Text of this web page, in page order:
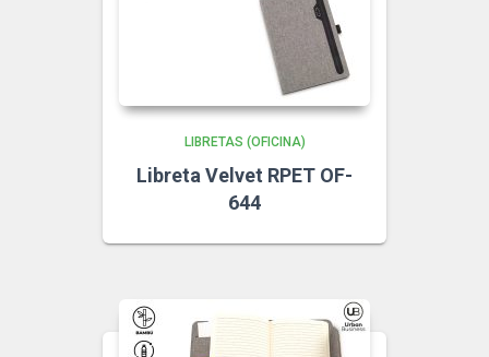
LIBRETAS (OFICINA)
Libreta Velvet RPET OF-
644